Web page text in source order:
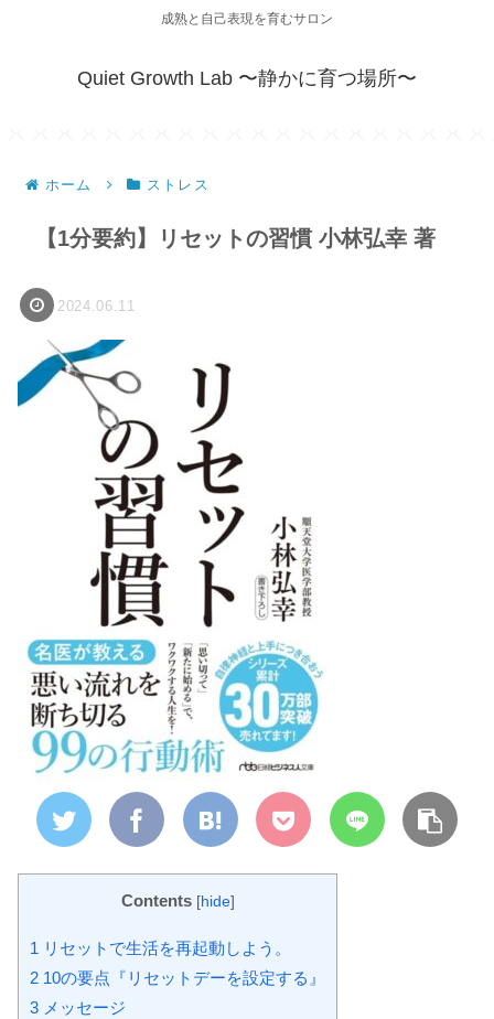
成熟と自己表現を育むサロン
Quiet Growth Lab 〜静かに育つ場所〜
ホーム ストレス
【1分要約】リセットの習慣 小林弘幸 著
2024.06.11
Contents [hide]
1 リセットで生活を再起動しよう。
2 10の要点『リセットデーを設定する』
3 メッセージ